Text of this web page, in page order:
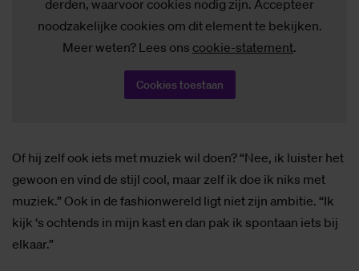
derden, waarvoor cookies nodig zijn. Accepteer
noodzakelijke cookies om dit element te bekijken.
Meer weten? Lees ons cookie-statement.
Cookies toestaan
Of hij zelf ook iets met muziek wil doen? “Nee, ik luister het
gewoon en vind de stijl cool, maar zelf ik doe ik niks met
muziek.” Ook in de fashionwereld ligt niet zijn ambitie. “Ik
kijk ‘s ochtends in mijn kast en dan pak ik spontaan iets bij
elkaar.”